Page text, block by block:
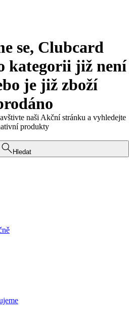
se, Clubcard
kategorii již není
je již zboží
naši Akční stránku a vyhledejte
produkty
Hledat